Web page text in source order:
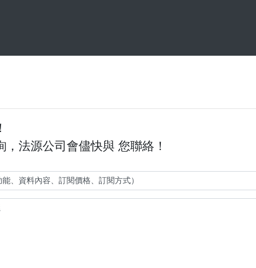
法源公司會儘快與 您聯絡！